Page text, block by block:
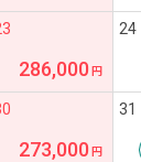
286,000
24
273,000
31